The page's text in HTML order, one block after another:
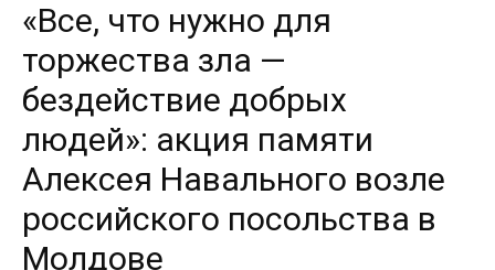
«Все, что нужно для
торжества зла —
бездействие добрых
людей»: акция памяти
Алексея Навального возле
российского посольства в
Молдове